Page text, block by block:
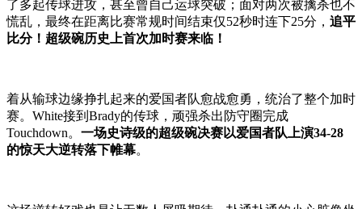
了多起传球进攻，甚至曾自己运球突破；面对两次被擒杀也不
慌乱，最终在距离比赛常规时间结束仅52秒时连下25分， 追平
比分！超级碗历史上首次加时赛来临！
着从输球边缘挣扎起来的爱国者队愈战愈勇，统治了整个加时
赛。White接到Brady的传球，顽强杀出防守圈完成
Touchdown。 一场史诗级的超级碗决赛以爱国者队上演34-28
的惊天大逆转落下帷幕。